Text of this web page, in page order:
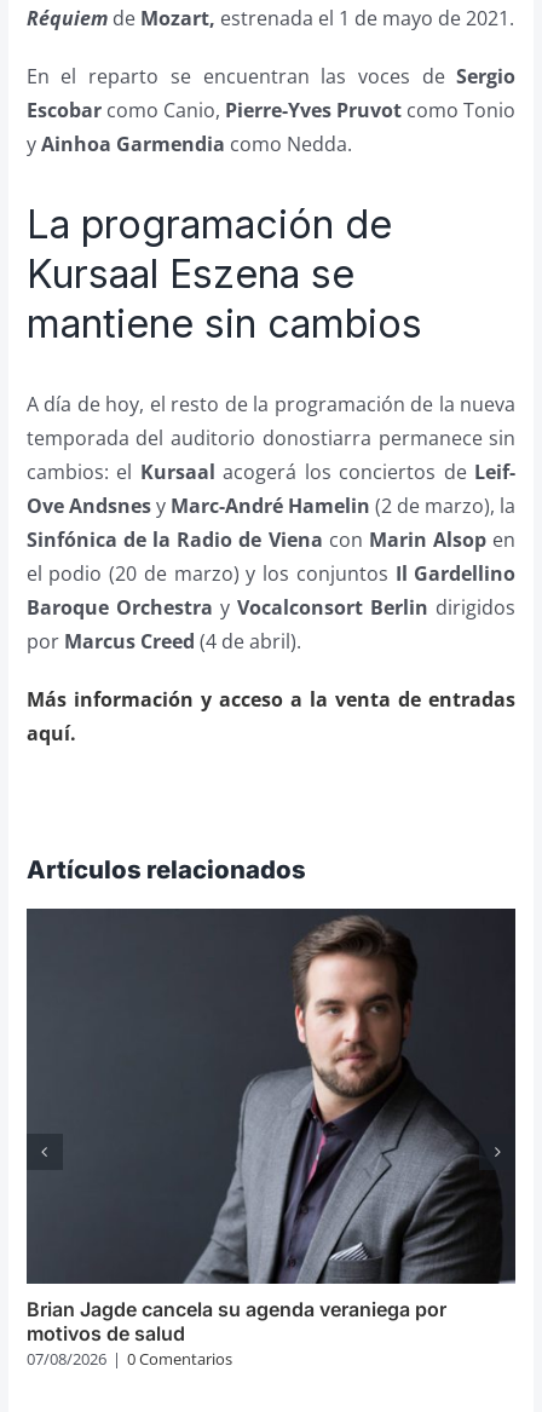
Réquiem de Mozart, estrenada el 1 de mayo de 2021.
En el reparto se encuentran las voces deSergio
Escobarcomo Canio, Pierre-Yves Pruvot como Tonio
yAinhoa Garmendia como Nedda.
La programación de
Kursaal Eszena se
mantiene sin cambios
A día de hoy, el resto de la programación de la nueva
temporada del auditorio donostiarra permanece sin
cambios: el Kursaal acogerá los conciertos de Leif-
Ove Andsnesy Marc-André Hamelin (2 de marzo), la
Sinfónica de la Radio de Viena con Marin Alsop en
el podio (20 de marzo) y los conjuntos Il Gardellino
Baroque Orchestra yVocalconsort Berlin dirigidos
por Marcus Creed (4 de abril).
Más información y acceso a la venta de entradas
aquí.
Artículos relacionados
Brian Jagde cancela su agenda veraniega por
motivos de salud
07/08/2026 | 0 Comentarios